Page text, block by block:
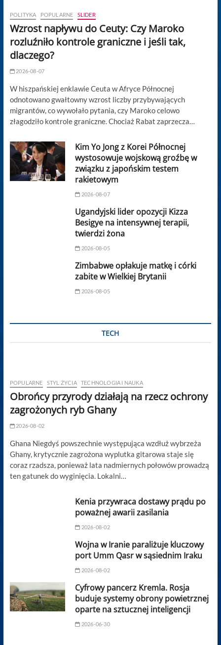
POLITYKA POPULARNE SLIDER
Wzrost napływu do Ceuty: Czy Maroko
rozluźniło kontrole graniczne i jeśli tak,
dlaczego?
2026-08-07
W hiszpańskiej enklawie Ceuta w Afryce Północnej
odnotowano gwałtowny wzrost liczby przybywających
migrantów, co wywołało pytania, czy Maroko celowo
złagodziło kontrole graniczne. Chociaż Rabat zaprzecza…
Kim Yo Jong z Korei Północnej
wystosowuje wojskową groźbę w
związku z japońskim testem
rakietowym
2026-08-07
Ugandyjski lider opozycji Kizza
Besigye na intensywnej terapii,
twierdzi żona
2026-08-05
Zimbabwe opłakuje matkę i córki
zabite w Wielkiej Brytanii
2026-08-05
TECH
POPULARNE STYL ŻYCIA TECHNOLOGIA I NAUKA
Obrońcy przyrody działają na rzecz ochrony
zagrożonych ryb Ghany
2026-08-02
Ghana Niegdyś powszechnie występująca wzdłuż wybrzeża
Ghany, krytycznie zagrożona wyplutka gitarowa staje się
coraz rzadsza, ponieważ lata nadmiernych połowów prowadzą
ten gatunek do wyginięcia. Lokalni…
Kenia przywraca dostawy prądu po
poważnej awarii zasilania
2026-08-02
Wojna w Iranie paraliżuje kluczowy
port Umm Qasr w sąsiednim Iraku
2026-08-02
Cyfrowy pancerz Kremla. Rosja
buduje systemy obrony powietrznej
oparte na sztucznej inteligencji
2026-06-30